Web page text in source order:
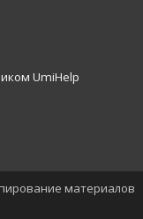
UmiHelp
материалов